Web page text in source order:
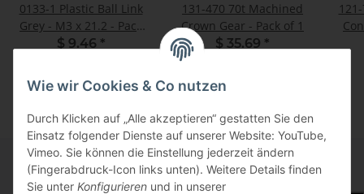
0133-1 Plastic Ball Link
Grey - M3 x 21.2 - Pack
of 10
$ 9.46 *
131-470 70t Machined
Crown Gear - Pack of 1
$ 35.69 *
Wie wir Cookies & Co nutzen
Durch Klicken auf „Alle akzeptieren“ gestatten Sie den
Einsatz folgender Dienste auf unserer Website: YouTube,
Vimeo. Sie können die Einstellung jederzeit ändern
(Fingerabdruck-Icon links unten). Weitere Details finden
Sie unter Konfigurieren und in unserer